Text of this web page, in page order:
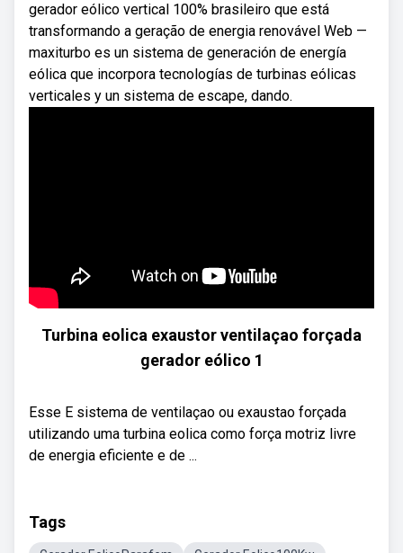
gerador eólico vertical 100% brasileiro que está
transformando a geração de energia renovável Web —
maxiturbo es un sistema de generación de energía
eólica que incorpora tecnologías de turbinas eólicas
verticales y un sistema de escape, dando.
Turbina eolica exaustor ventilaçao forçada
gerador eólico 1
Esse E sistema de ventilaçao ou exaustao forçada
utilizando uma turbina eolica como força motriz livre
de energia eficiente e de ...
Tags